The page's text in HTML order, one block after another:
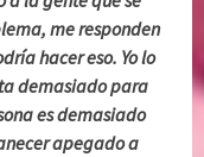
me responden
hacer eso. Yo lo
demasiado para
es demasiado
apegado a